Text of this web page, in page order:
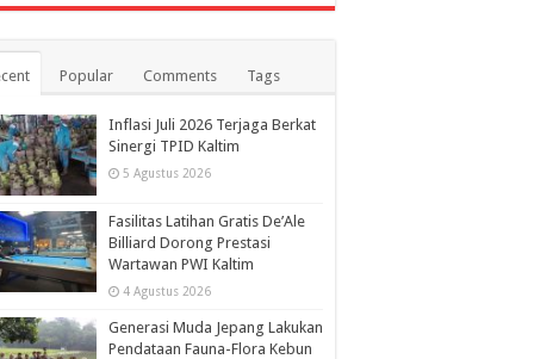
Popular Comments Tags
Inflasi Juli 2026 Terjaga Berkat
Sinergi TPID Kaltim
5 Agustus 2026
Fasilitas Latihan Gratis De’Ale
Billiard Dorong Prestasi
Wartawan PWI Kaltim
4 Agustus 2026
Generasi Muda Jepang Lakukan
Pendataan Fauna-Flora Kebun